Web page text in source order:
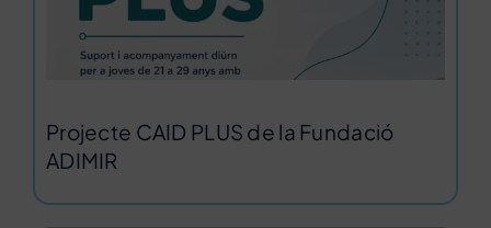
Projecte CAID PLUS de la Fundació
ADIMIR